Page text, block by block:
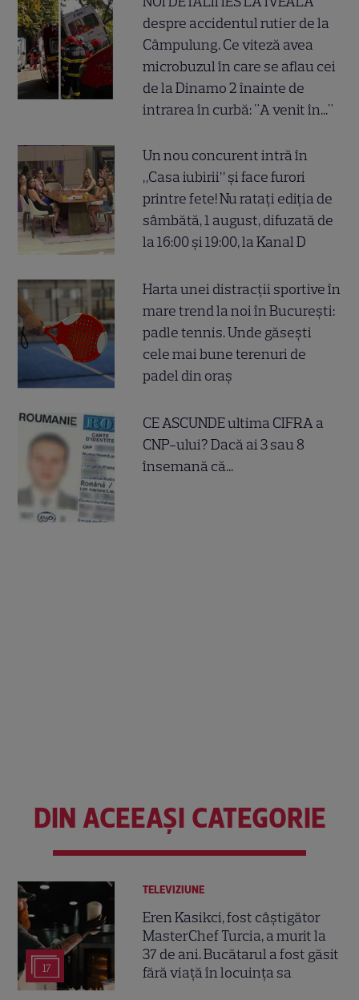
despre accidentul rutier de la
Câmpulung. Ce viteză avea
microbuzul în care se aflau cei
de la Dinamo 2 înainte de
intrarea în curbă: "A venit în..."
Un nou concurent intră în
„Casa iubirii” și face furori
printre fete! Nu ratați ediția de
sâmbătă, 1 august, difuzată de
la 16:00 și 19:00, la Kanal D
Harta unei distracții sportive în
mare trend la noi în București:
padle tennis. Unde găsești
cele mai bune terenuri de
padel din oraș
CE ASCUNDE ultima CIFRA a
CNP-ului? Dacă ai 3 sau 8
însemană că...
DIN ACEEAȘI CATEGORIE
17
TELEVIZIUNE
Eren Kasikci, fost câștigător
MasterChef Turcia, a murit la
37 de ani. Bucătarul a fost găsit
fără viață în locuința sa